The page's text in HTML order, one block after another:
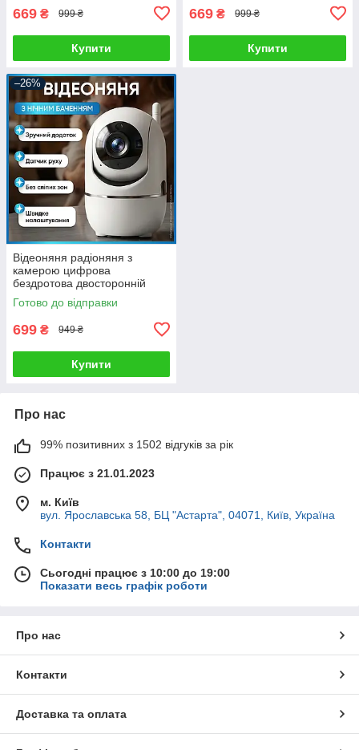
669 ₴ 999 ₴
Купити
669 ₴ 999 ₴
Купити
–26%
Відеоняня радіоняня з
камерою цифрова
бездротова двосторонній
зв’язок нічне бачення LCD
екран сигналізація плачу
Готово до відправки
699 ₴ 949 ₴
Купити
Про нас
99% позитивних з 1502 відгуків за рік
Працює з 21.01.2023
м. Київ
вул. Ярославська 58, БЦ "Астарта", 04071, Київ, Україна
Контакти
Сьогодні працює з 10:00 до 19:00
Показати весь графік роботи
Про нас
Контакти
Доставка та оплата